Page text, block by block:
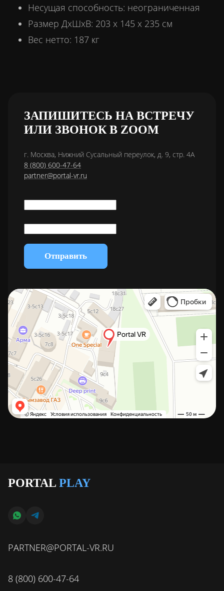
Несущая способность: неограниченная
Размер ДхШхВ: 203 х 145 х 235 см
Вес нетто: 187 кг
ЗАПИШИТЕСЬ НА ВСТРЕЧУ
ИЛИ ЗВОНОК В ZOOM
г. Москва, Нижний Сусальный переулок, д. 9, стр. 4А
8 (800) 600-47-64
partner@portal-vr.ru
Отправить
PORTAL PLAY
PARTNER@PORTAL-VR.RU
8 (800) 600-47-64